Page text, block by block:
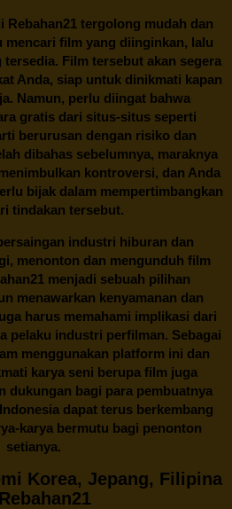
Rebahan21tergolong mudah dan
mencari film yang diinginkan, lalu
Film tersebut akan segera
Anda, siap untuk dinikmati kapan
Namun, perlu diingat bahwa
gratis dari situs-situs seperti
berurusan dengan risiko dan
dibahas sebelumnya, maraknya
kontroversi, dan Anda
bijak dalam mempertimbangkan
tindakan tersebut.
industri hiburan dan
menonton dan mengunduh film
menjadi sebuah pilihan
menawarkan kenyamanan dan
harus memahami implikasi dari
pelaku industri perfilman. Sebagai
menggunakan platform ini dan
karya seni berupa film juga
dukungan bagi para pembuatnya
dapat terus berkembang
karya bermutu bagi penonton
setianya.
Korea, Jepang, Filipina